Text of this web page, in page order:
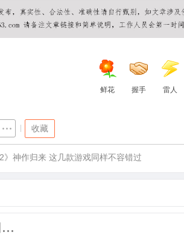
鲜花 握手 雷人
收藏
2》神作归来 这几款游戏同样不容错过